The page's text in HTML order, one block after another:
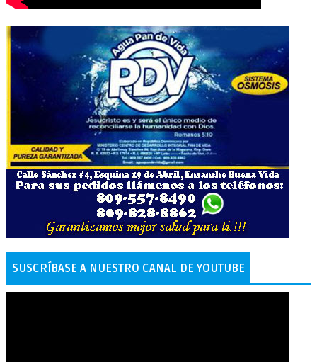
SUSCRÍBASE A NUESTRO CANAL DE YOUTUBE